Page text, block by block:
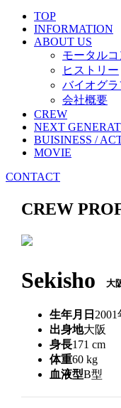
TOP
INFORMATION
ABOUT US
モータルコ
ヒストリー
バイオグラ
会社概要
CREW
NEXT
BUISINESS /
MOVIE
CONTACT
CREW
Sekisho 大
生年月日 2001
出身地大阪
身長171 cm
体重60 kg
血液型B型